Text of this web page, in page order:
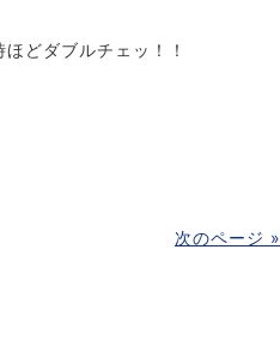
どダブルチェッ！！
次のページ »